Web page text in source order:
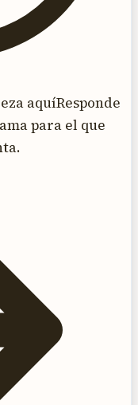
aquíResponde
para el que